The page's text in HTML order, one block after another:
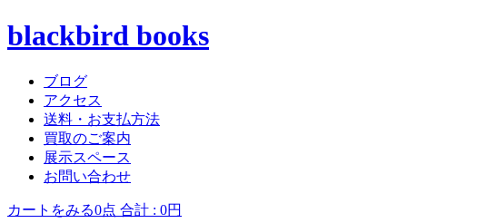
blackbird books
ブログ
アクセス
送料・お支払方法
買取のご案内
展示スペース
お問い合わせ
カートをみる0点 合計 : 0円